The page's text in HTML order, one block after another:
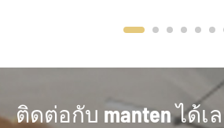
ติดต่อกับ manten ได้เ